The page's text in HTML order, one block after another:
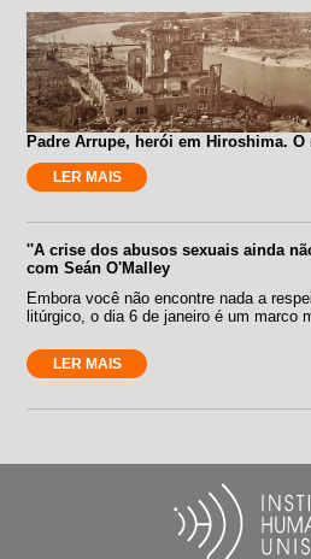
Padre Arrupe, herói em Hiroshima. O
LER MAIS
''A crise dos abusos sexuais ainda
com Seán O'Malley
Embora você não encontre nada a
litúrgico, o dia 6 de janeiro é um marco
LER MAIS